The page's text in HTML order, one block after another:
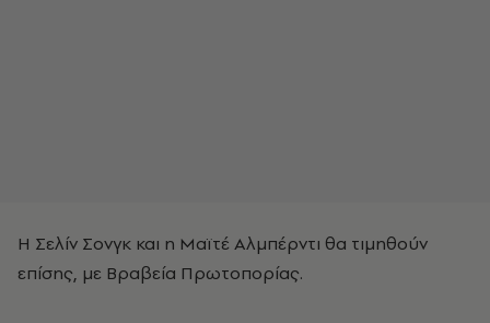
Η Σελίν Σονγκ και η Μαϊτέ Αλμπέρντι θα τιμηθούν
επίσης, με Βραβεία Πρωτοπορίας.